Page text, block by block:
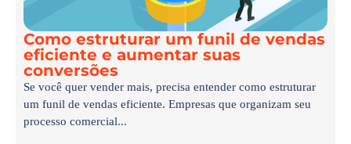
Como estruturar um funil de vendas
eficiente e aumentar suas
conversões
Se você quer vender mais, precisa entender como estruturar
um funil de vendas eficiente. Empresas que organizam seu
processo comercial...